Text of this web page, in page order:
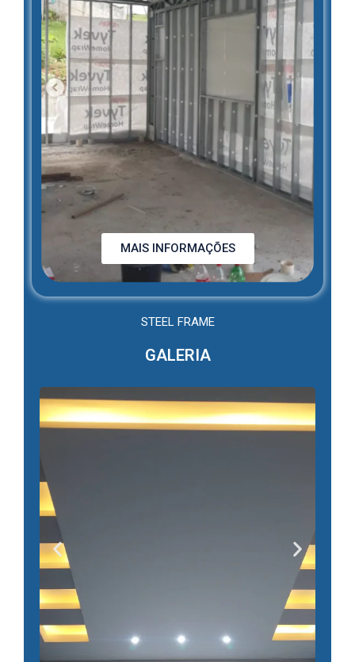
MAIS INFORMAÇÕES
STEEL FRAME
GALERIA